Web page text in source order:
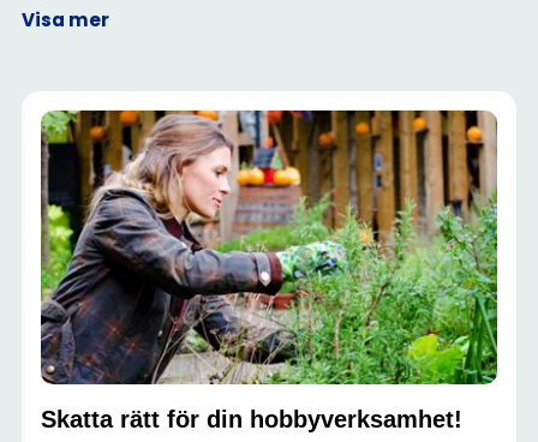
Visa mer
Skatta rätt för din hobbyverksamhet!